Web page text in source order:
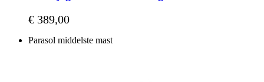
€ 389,00
Parasol middelste mast